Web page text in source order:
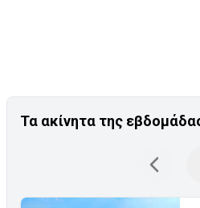
Τα ακίνητα της